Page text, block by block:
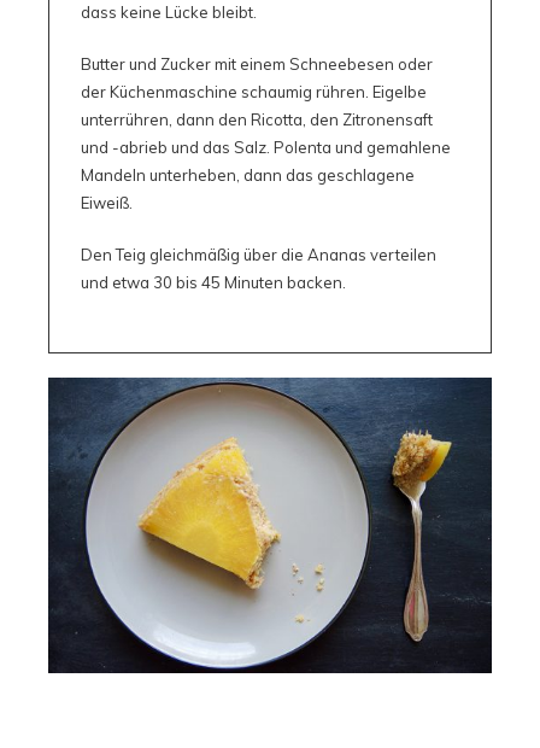
dass keine Lücke bleibt.
Butter und Zucker mit einem Schneebesen oder
der Küchenmaschine schaumig rühren. Eigelbe
unterrühren, dann den Ricotta, den Zitronensaft
und -abrieb und das Salz. Polenta und gemahlene
Mandeln unterheben, dann das geschlagene
Eiweiß.
Den Teig gleichmäßig über die Ananas verteilen
und etwa 30 bis 45 Minuten backen.